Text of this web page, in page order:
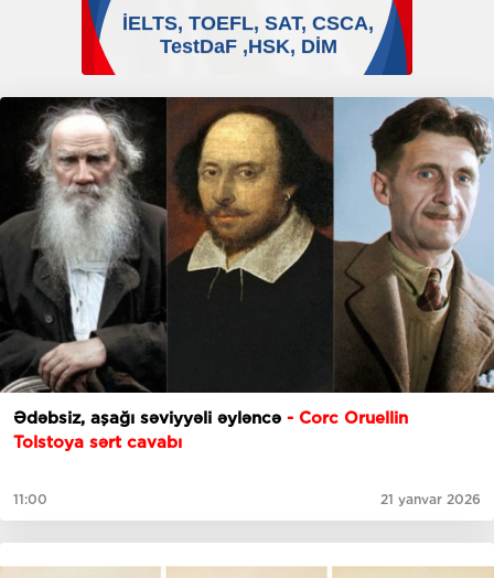
Ədəbsiz, aşağı səviyyəli əyləncə - Corc Oruellin
Tolstoya sərt cavabı
11:00 21 yanvar 2026